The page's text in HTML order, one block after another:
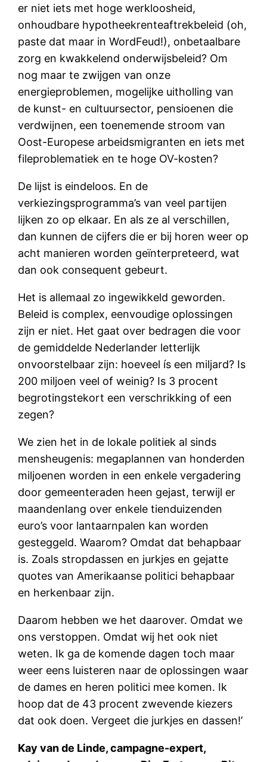
er niet iets met hoge werkloosheid,
onhoudbare hypotheekrenteaftrekbeleid (oh,
paste dat maar in WordFeud!), onbetaalbare
zorg en kwakkelend onderwijsbeleid? Om
nog maar te zwijgen van onze
energieproblemen, mogelijke uitholling van
de kunst- en cultuursector, pensioenen die
verdwijnen, een toenemende stroom van
Oost-Europese arbeidsmigranten en iets met
fileproblematiek en te hoge OV-kosten?
De lijst is eindeloos. En de
verkiezingsprogramma’s van veel partijen
lijken zo op elkaar. En als ze al verschillen,
dan kunnen de cijfers die er bij horen weer op
acht manieren worden geïnterpreteerd, wat
dan ook consequent gebeurt.
Het is allemaal zo ingewikkeld geworden.
Beleid is complex, eenvoudige oplossingen
zijn er niet. Het gaat over bedragen die voor
de gemiddelde Nederlander letterlijk
onvoorstelbaar zijn: hoeveel ís een miljard? Is
200 miljoen veel of weinig? Is 3 procent
begrotingstekort een verschrikking of een
zegen?
We zien het in de lokale politiek al sinds
mensheugenis: megaplannen van honderden
miljoenen worden in een enkele vergadering
door gemeenteraden heen gejast, terwijl er
maandenlang over enkele tienduizenden
euro’s voor lantaarnpalen kan worden
gesteggeld. Waarom? Omdat dat behapbaar
is. Zoals stropdassen en jurkjes en gejatte
quotes van Amerikaanse politici behapbaar
en herkenbaar zijn.
Daarom hebben we het daarover. Omdat we
ons verstoppen. Omdat wij het ook niet
weten. Ik ga de komende dagen toch maar
weer eens luisteren naar de oplossingen waar
de dames en heren politici mee komen. Ik
hoop dat de 43 procent zwevende kiezers
dat ook doen. Vergeet die jurkjes en dassen!’
Kay van de Linde, campagne-expert,